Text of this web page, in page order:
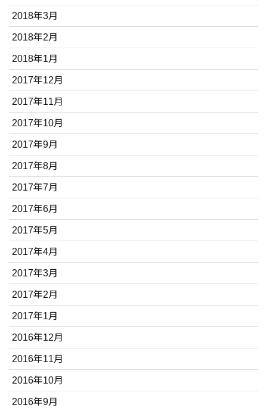
2018年3月
2018年2月
2018年1月
2017年12月
2017年11月
2017年10月
2017年9月
2017年8月
2017年7月
2017年6月
2017年5月
2017年4月
2017年3月
2017年2月
2017年1月
2016年12月
2016年11月
2016年10月
2016年9月